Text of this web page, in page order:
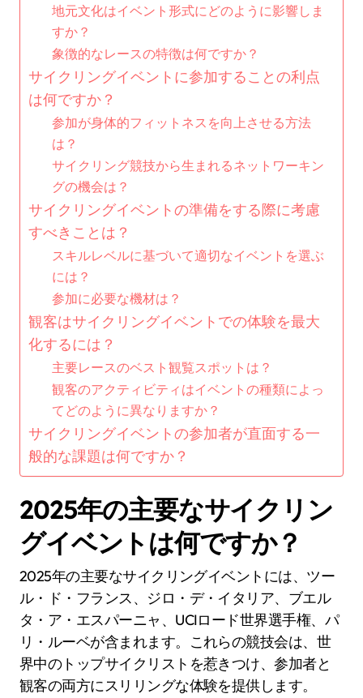
地元文化はイベント形式にどのように影響しま
すか？
象徴的なレースの特徴は何ですか？
サイクリングイベントに参加することの利点
は何ですか？
参加が身体的フィットネスを向上させる方法
は？
サイクリング競技から生まれるネットワーキン
グの機会は？
サイクリングイベントの準備をする際に考慮
すべきことは？
スキルレベルに基づいて適切なイベントを選ぶ
には？
参加に必要な機材は？
観客はサイクリングイベントでの体験を最大
化するには？
主要レースのベスト観覧スポットは？
観客のアクティビティはイベントの種類によっ
てどのように異なりますか？
サイクリングイベントの参加者が直面する一
般的な課題は何ですか？
2025年の主要なサイクリン
グイベントは何ですか？
2025年の主要なサイクリングイベントには、ツー
ル・ド・フランス、ジロ・デ・イタリア、ブエル
タ・ア・エスパーニャ、UCIロード世界選手権、パ
リ・ルーベが含まれます。これらの競技会は、世
界中のトップサイクリストを惹きつけ、参加者と
観客の両方にスリリングな体験を提供します。